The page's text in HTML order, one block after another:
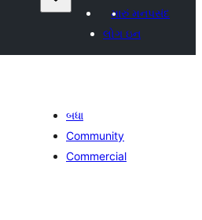
મારું મનપસંદ
લોગ ઇન
બધા
Community
Commercial